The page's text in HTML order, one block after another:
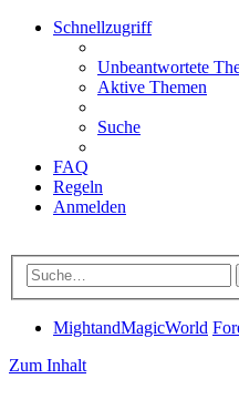
Schnellzugriff
Unbeantwortete
Aktive Themen
Suche
FAQ
Regeln
Anmelden
MightandMagicWorld
Zum Inhalt